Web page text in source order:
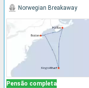
Pensão completa
Norwegian Breakaway